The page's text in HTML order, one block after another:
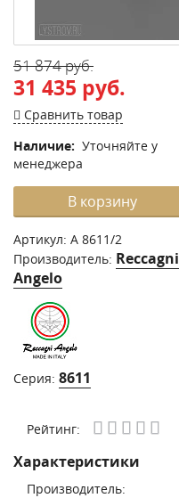
51 874 руб.
31 435 руб.
Сравнить товар
Наличие: Уточняйте у
менеджера
В корзину
Артикул: A 8611/2
Производитель: Reccagni
Angelo
Серия: 8611
Рейтинг:
Характеристики
Производитель: